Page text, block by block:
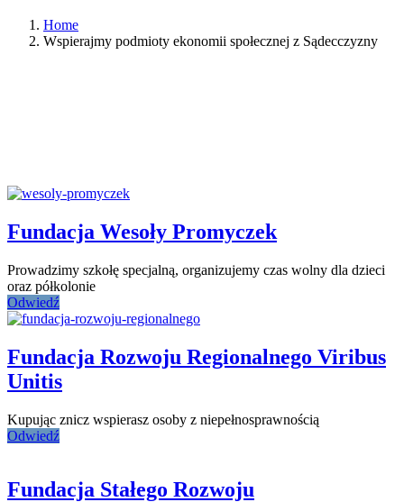
Home
Wspierajmy podmioty ekonomii społecznej z Sądecczyzny
Fundacja Wesoły Promyczek
Prowadzimy szkołę specjalną, organizujemy czas wolny dla dzieci
oraz półkolonie
Odwiedź
Fundacja Rozwoju Regionalnego Viribus
Unitis
Kupując znicz wspierasz osoby z niepełnosprawnością
Odwiedź
Fundacja Stałego Rozwoju